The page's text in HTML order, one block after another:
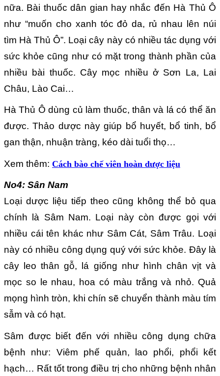
nữa. Bài thuốc dân gian hay nhắc đến Hà Thủ Ô
như “muốn cho xanh tóc đỏ da, rủ nhau lên núi
tìm Hà Thủ Ô”. Loại cây này có nhiều tác dụng với
sức khỏe cũng như có mặt trong thành phần của
nhiều bài thuốc. Cây mọc nhiều ở Sơn La, Lai
Châu, Lào Cai…
Hà Thủ Ô dùng củ làm thuốc, thân và lá có thể ăn
được. Thảo dược này giúp bổ huyết, bổ tinh, bổ
gan thận, nhuận tràng, kéo dài tuổi thọ…
Xem thêm: Cách bào chế viên hoàn dược liệu
No4: Sân Nam
Loại dược liệu tiếp theo cũng không thể bỏ qua
chính là Sâm Nam. Loại này còn được gọi với
nhiều cái tên khác như Sâm Cát, Sâm Trâu. Loại
này có nhiều công dụng quý với sức khỏe. Đây là
cây leo thân gỗ, lá giống như hình chân vịt và
mọc so le nhau, hoa có màu trắng và nhỏ. Quả
mọng hình tròn, khi chín sẽ chuyển thành màu tím
sẫm và có hạt.
Sâm được biết đến với nhiều công dụng chữa
bệnh như: Viêm phế quản, lao phổi, phổi kết
hạch… Rất tốt trong điều trị cho những bệnh nhân